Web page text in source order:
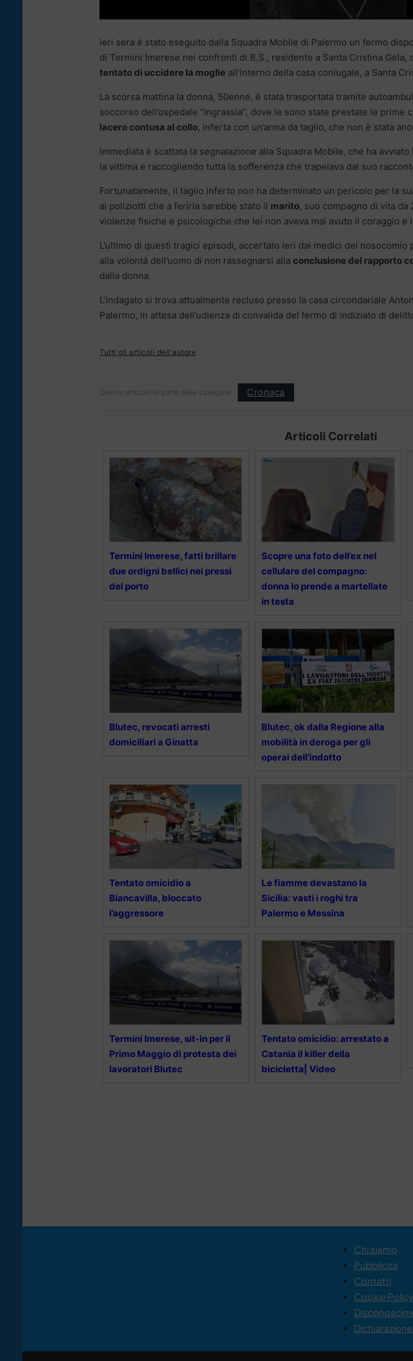
Ieri sera è stato eseguito dalla Squadra Mobile di Palermo un fermo
di Termini Imerese nei confronti di B.S., residente a Santa Cristina Gela,
tentato di uccidere la moglie all’interno della casa coniugale, a Santa
La scorsa mattina la donna, 50enne, è stata trasportata tramite
soccorso dell’ospedale “Ingrassia”, dove le sono state prestate le prime
lacero contusa al collo, inferta con un’arma da taglio, che non è stata
Immediata è scattata la segnalazione alla Squadra Mobile, che ha
la vittima e raccogliendo tutta la sofferenza che trapelava dal suo
Fortunatamente, il taglio inferto non ha determinato un pericolo per la
ai poliziotti che a ferirla sarebbe stato il marito, suo compagno di vita da
violenze fisiche e psicologiche che lei non aveva mai avuto il coraggio e
L’ultimo di questi tragici episodi, accertato ieri dai medici del
alla volontà dell’uomo di non rassegnarsi alla conclusione del rapporto
dalla donna.
L’indagato si trova attualmente recluso presso la casa circondariale
Palermo, in attesa dell’udienza di convalida del fermo di indiziato di
Tutti gli articoli dell'autore
Questo articolo fa parte delle categorie: Cronaca
Articoli Correlati
Termini Imerese, fatti brillare
due ordigni bellici nei pressi
del porto
Scopre una foto dell’ex nel
cellulare del compagno:
donna lo prende a martellate
in testa
Blutec, revocati arresti
domiciliari a Ginatta
Blutec, ok dalla Regione alla
mobilità in deroga per gli
operai dell’indotto
Tentato omicidio a
Biancavilla, bloccato
l’aggressore
Le fiamme devastano la
Sicilia: vasti i roghi tra
Palermo e Messina
Termini Imerese, sit-in per il
Primo Maggio di protesta dei
lavoratori Blutec
Tentato omicidio: arrestato a
Catania il killer della
bicicletta| Video
Chi siamo
Pubblicità
Contatti
Cookie Policy